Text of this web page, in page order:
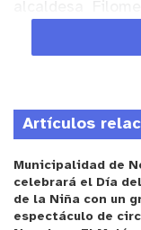
300 millones en
aumento de
Ramírez
contratación de
2020 de 4 a 8
Artículos
Municipalidad de
celebrará el Día
de la Niña con un
espectáculo de